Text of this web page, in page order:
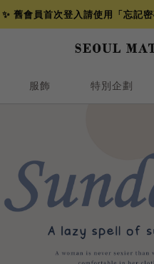
舊會員首次登入請使用「忘記
服飾 特別企劃